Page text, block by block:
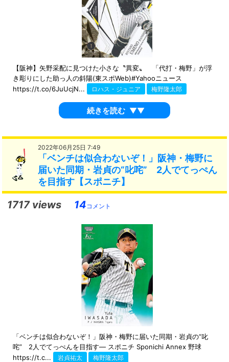
【阪神】矢野采配に見つけた小さな〝異変〟 「代打・梅野」が浮
き彫りにした助っ人の斜陽(東スポWeb)#Yahooニュース
https://t.co/6JuUcjN...
ロハス・ジュニア 梅野隆太郎
続きを読む ▼▼
2022年06月25日 7:49
「ベンチは似合わないぞ！」阪神・梅野に
届いた同期・岩貞の“叱咤” 2人でてっぺん
を目指す【スポニチ】
1717 views 14 コメント
「ベンチは似合わないぞ！」阪神・梅野に届いた同期・岩貞の“叱
咤” 2人でてっぺんを目指す― スポニチ Sponichi Annex 野球
https://t.c...
岩貞祐太 梅野隆太郎